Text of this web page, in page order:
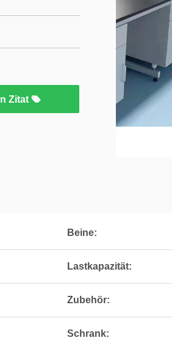
Zitat
Beine:
Lastkapazität:
Zubehör:
Schrank: